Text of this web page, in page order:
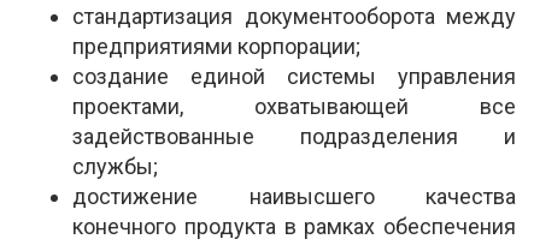
стандартизация документооборота между
предприятиями корпорации;
создание единой системы управления
проектами, охватывающей все
задействованные подразделения и
службы;
достижение наивысшего качества
конечного продукта в рамках обеспечения